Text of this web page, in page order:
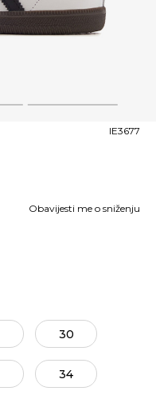
3
IE3677
Obavijesti me o sniženju
30
34